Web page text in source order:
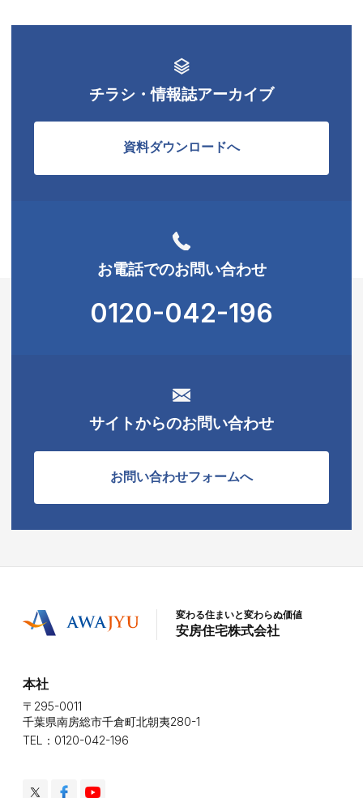
チラシ・情報誌アーカイブ
資料ダウンロードへ
お電話でのお問い合わせ
0120-042-196
サイトからのお問い合わせ
お問い合わせフォームへ
変わる住まいと変わらぬ価値
安房住宅株式会社
本社
〒295-0011
千葉県南房総市千倉町北朝夷280-1
TEL：0120-042-196